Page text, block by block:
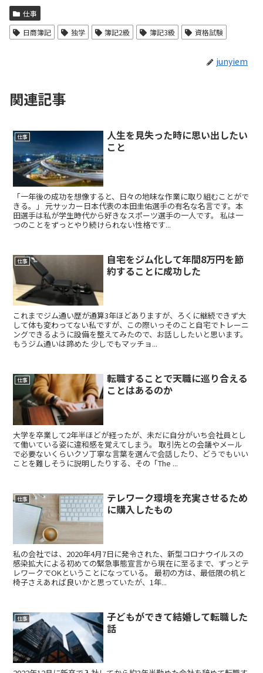
仕事
日商簿記
独学 簿記2級 簿記3級 資格試験
junyiem
関連記事
仕事
人生を見失った時に思い出したい
こと
「一年後の成功を想像すると、日々の地味な作業に取り組むことがで
きる。」 元サッカー日本代表の本田圭佑選手の有名な名言です。本
田選手は私が学生時代から好きなスポーツ選手の一人です。 私は一
つのことをずっとやり続けられない性格です...
仕事
自宅をジム化して年間8万円を節
約することに成功した
これまでジム通い歴が通算3年ほどありますが、ろくに継続できず大
して体も変わってない私ですが、この際いっそのこと自宅でトレーニ
ングできるように設備を整えてみたので、お話ししたいと思います。
もうジム通いは諦めた 少しでもマッチョ...
仕事
転職することで天職に巡り合える
ことはあるのか
大学を卒業して2年半ほどが経ったが、未だに自分がいち会社員とし
て働いている姿に違和感を覚えてしまう。 取引先との会議やメール
で必要ないくらいクソ丁寧な言葉を選んで会話したり、どうでもいい
ことを難しそうに説明したりする、その「The ...
仕事
テレワーク環境を充実させるため
に購入したもの
私の会社では、2020年4月7日に発令された、新型コロナウイルスの
感染拡大による初めての緊急事態宣言から現在に至るまで、ずっとテ
レワークでOKということになっている。 最初の方は、最低限の机と
椅子さえあれば良いかと思っていたが、1年...
仕事
子どもができて結婚して転職した
話